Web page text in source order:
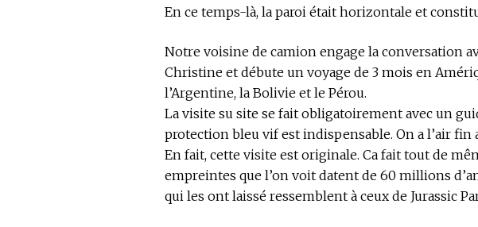
En ce temps-là, la paroi était horizontale et
Notre voisine de camion engage la conversation
Christine et débute un voyage de 3 mois en
l’Argentine, la Bolivie et le Pérou.
La visite su site se fait obligatoirement avec un
protection bleu vif est indispensable. On a l’air fin
En fait, cette visite est originale. Ca fait tout de
empreintes que l’on voit datent de 60 millions
qui les ont laissé ressemblent à ceux de Jurassic